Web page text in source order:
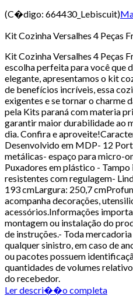
(C�digo: 664430_Lebiscuit)
Kit Cozinha Versalhes 4 Peças
Kit Cozinha Versalhes 4 Peças
escolha perfeita para você que
elegante, apresentamos o kit
de benefícios incríveis, essa
exigentes e se tornar o charme
pela Kits paraná com materia
garantir maior durabilidade ao
dia. Confira e
Desenvolvido em MDP- 12
metálicas- espaço para micro-
Puxadores em plástico -
resistentes com regulagem-
193 cmLargura: 250,7
acompanha decorações,
acessórios.Informações
montagem ou instalação do
de instruções.- Toda
qualquer sinistro, em caso de
ou pacotes possuem
quantidades de volumes
do recebedor.
Ler descri��o completa